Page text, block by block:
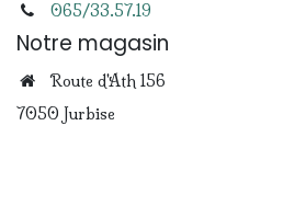
065/33.57.19
Notre magasin
Route d'Ath 156
7050 Jurbise